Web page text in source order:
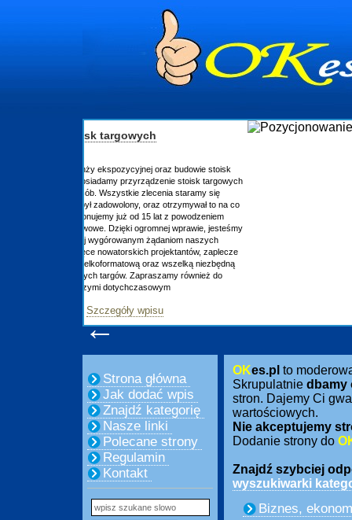
←
Strona główna
Jak dodać wpis
Znajdź kategorię
Nasze linki
Polecane strony
Regulamin
Kontakt
OKes.pl to
Skrupulatnie dbamy
stron. Dajemy Ci
wartościowych.
Nie akceptujemy
Dodanie strony do
Znajdź szybciej
wyszukiwarki
Biznes,